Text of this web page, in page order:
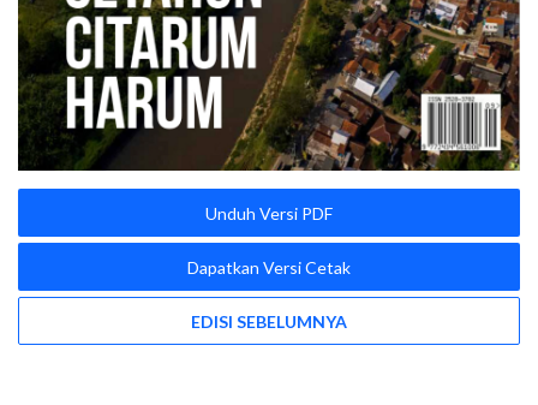
Unduh Versi PDF
Dapatkan Versi Cetak
EDISI SEBELUMNYA